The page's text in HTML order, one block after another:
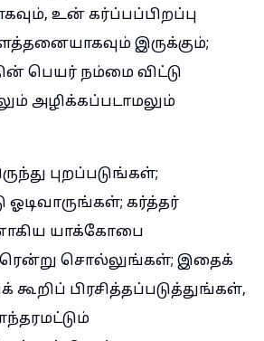
உன் கர்ப்பப்பிறப்பு
இருக்கும்;
பெயர் நம்மை விட்டு
அழிக்கப்படாமலும்
புறப்படுங்கள்;
ஓடிவாருங்கள்; கர்த்தர்
யாக்கோபை
சொல்லுங்கள்; இதைக்
பிரசித்தப்படுத்துங்கள்,